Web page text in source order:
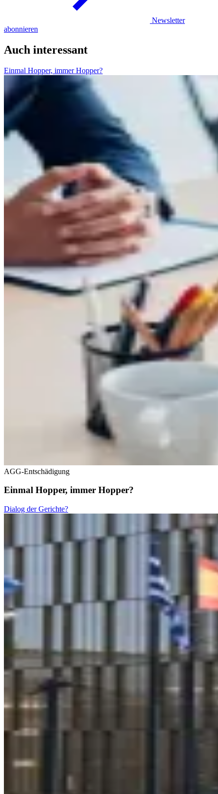
Newsletter
abonnieren
Auch interessant
Einmal Hopper, immer Hopper?
AGG-Entschädigung
Einmal Hopper, immer Hopper?
Dialog der Gerichte?